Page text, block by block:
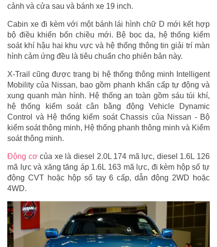
cảnh và cửa sau và bánh xe 19 inch.
Cabin xe đi kèm với một bánh lái hình chữ D mới kết hợp
bộ điều khiển bốn chiều mới. Bệ bọc da, hệ thống kiểm
soát khí hậu hai khu vực và hệ thống thông tin giải trí màn
hình cảm ứng đều là tiêu chuẩn cho phiên bản này.
X-Trail cũng được trang bị hệ thống thông minh Intelligent
Mobility của Nissan, bao gồm phanh khẩn cấp tự động và
xung quanh màn hình. Hệ thống an toàn gồm sáu túi khí,
hệ thống kiểm soát cân bằng động Vehicle Dynamic
Control và Hệ thống kiểm soát Chassis của Nissan - Bộ
kiểm soát thông minh, Hệ thống phanh thông minh và Kiểm
soát thông minh.
Động cơ của xe là diesel 2.0L 174 mã lực, diesel 1.6L 126
mã lực và xăng tăng áp 1.6L 163 mã lực, đi kèm hộp số tự
động CVT hoặc hộp số tay 6 cấp, dẫn động 2WD hoặc
4WD.